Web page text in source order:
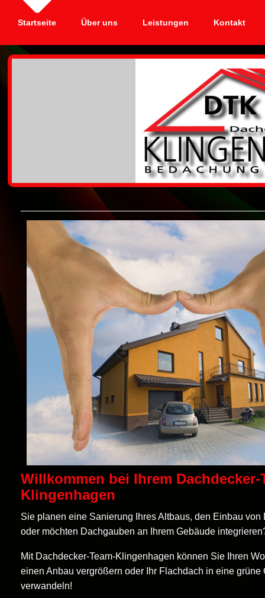
Startseite Über uns Leistungen Kontakt
Willkommen bei Ihrem Dachdecker-
Klingenhagen
Sie planen eine Sanierung Ihres Altbaus, den Einbau von
oder möchten Dachgauben an Ihrem Gebäude
Mit Dachdecker-Team-Klingenhagen können Sie Ihren
einen Anbau vergrößern oder Ihr Flachdach in eine grüne
verwandeln!